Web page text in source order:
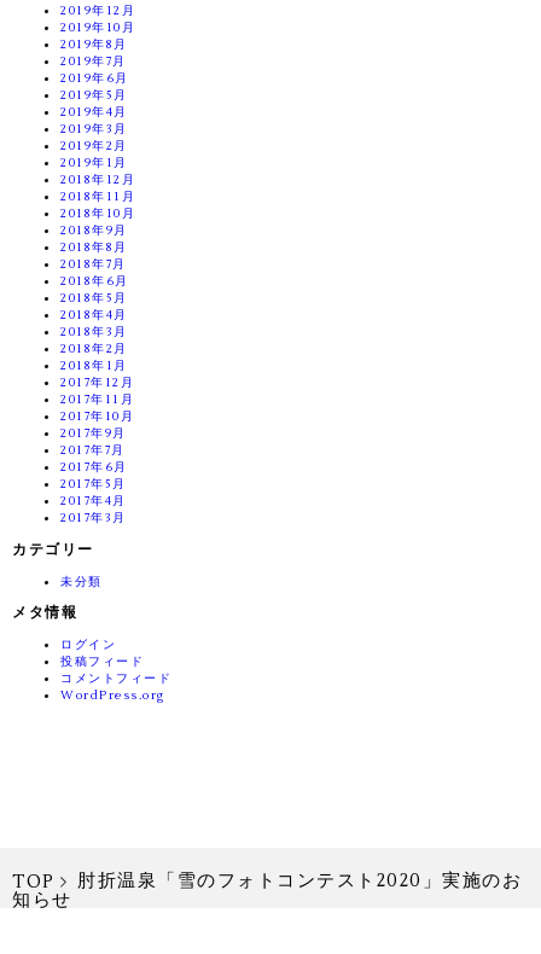
2019年12月
2019年10月
2019年8月
2019年7月
2019年6月
2019年5月
2019年4月
2019年3月
2019年2月
2019年1月
2018年12月
2018年11月
2018年10月
2018年9月
2018年8月
2018年7月
2018年6月
2018年5月
2018年4月
2018年3月
2018年2月
2018年1月
2017年12月
2017年11月
2017年10月
2017年9月
2017年7月
2017年6月
2017年5月
2017年4月
2017年3月
カテゴリー
未分類
メタ情報
ログイン
投稿フィード
コメントフィード
WordPress.org
TOP
肘折温泉「雪のフォトコンテスト2020」実施のお
知らせ